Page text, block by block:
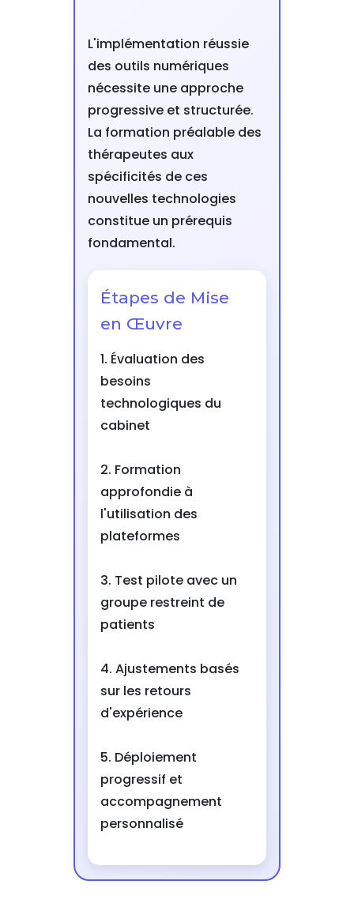
L'implémentation réussie
des outils numériques
nécessite une approche
progressive et structurée.
La formation préalable des
thérapeutes aux
spécificités de ces
nouvelles technologies
constitue un prérequis
fondamental.
Étapes de Mise
en Œuvre
1. Évaluation des
besoins
technologiques du
cabinet
2. Formation
approfondie à
l'utilisation des
plateformes
3. Test pilote avec un
groupe restreint de
patients
4. Ajustements basés
sur les retours
d'expérience
5. Déploiement
progressif et
accompagnement
personnalisé